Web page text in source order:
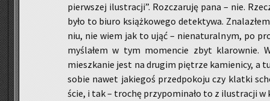
pierw­szej ilu­stra­cji”. Roz­cza­ru­ję pana – nie.
było to biuro książ­ko­we­go de­tek­ty­wa.
niu, nie wiem jak to ująć – nie­na­tu­ral­nym, po
my­śla­łem w tym mo­men­cie zbyt kla­row­nie.
miesz­ka­nie jest na dru­gim pię­trze ka­mie­ni­cy, a
sobie nawet ja­kie­goś przed­po­ko­ju czy klat­ki
ście, i tak – tro­chę przy­po­mi­na­ło to z ilu­stra­cji w